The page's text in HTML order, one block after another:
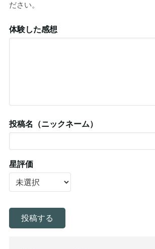
ださい。
体験した感想
投稿名（ニックネーム）
星評価